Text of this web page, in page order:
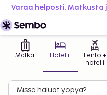
Matkat Hotellit
Lento +
hotelli
Missä haluat yöpyä?